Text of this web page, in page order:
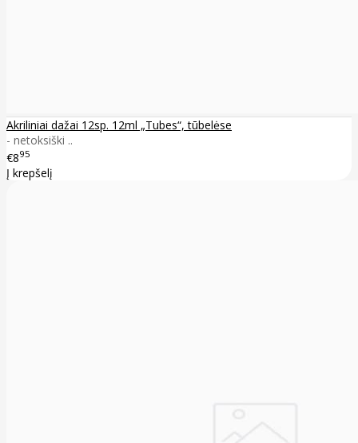
Akriliniai dažai 12sp. 12ml „Tubes“, tūbelėse
- netoksiški ..
€895
Į krepšelį